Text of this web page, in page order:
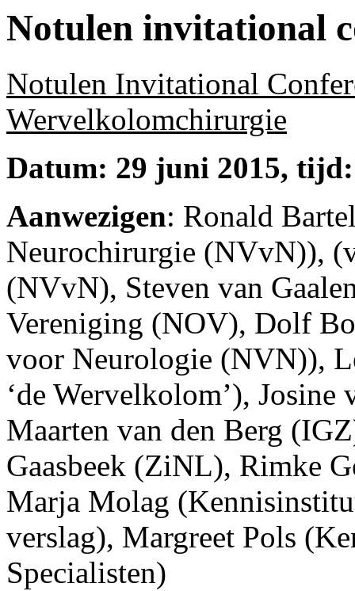
Notulen invitational
Notulen Invitational
Wervelkolomchirurgie
Datum: 29 juni 2015, tijd:
Aanwezigen: Ronald
Neurochirurgie (NVvN)),
(NVvN), Steven van
Vereniging (NOV), Dolf
voor Neurologie (NVN)),
‘de Wervelkolom’),
Maarten van den Berg
Gaasbeek (ZiNL), Rimke
Marja Molag
verslag), Margreet Pols
Specialisten)